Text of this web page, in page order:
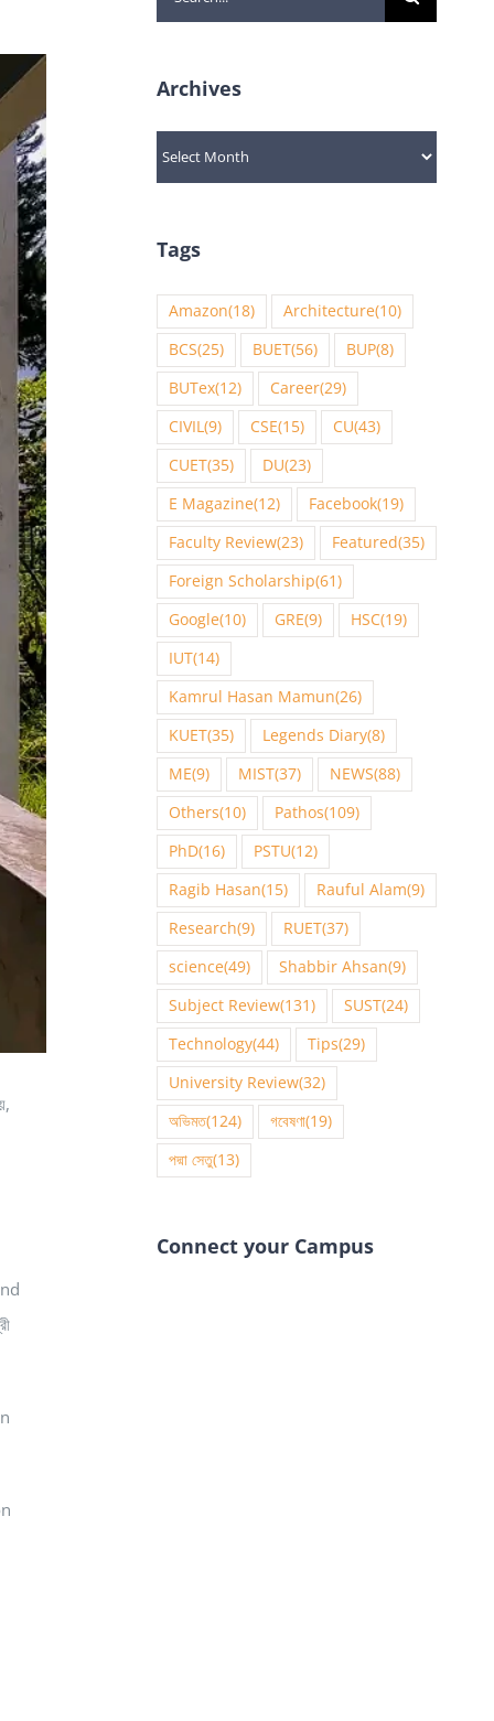
for:
Archives
Archives
Tags
Amazon(18) Architecture(10)
BCS(25) BUET(56) BUP(8)
BUTex(12) Career(29)
CIVIL(9) CSE(15) CU(43)
CUET(35) DU(23)
E Magazine(12) Facebook(19)
Faculty Review(23) Featured(35)
Foreign Scholarship(61)
Google(10) GRE(9) HSC(19)
IUT(14)
Kamrul Hasan Mamun(26)
KUET(35) Legends Diary(8)
ME(9) MIST(37) NEWS(88)
Others(10) Pathos(109)
PhD(16) PSTU(12)
Ragib Hasan(15) Rauful Alam(9)
Research(9) RUET(37)
science(49) Shabbir Ahsan(9)
Subject Review(131) SUST(24)
Technology(44) Tips(29)
University Review(32)
অভিমত(124) গবেষণা(19)
পদ্মা সেতু(13)
Connect your Campus